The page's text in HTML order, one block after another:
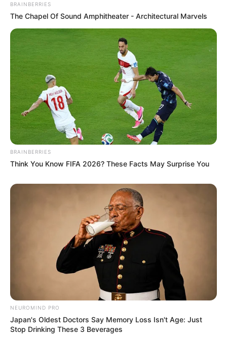
BRAINBERRIES
The Chapel Of Sound Amphitheater - Architectural Marvels
BRAINBERRIES
Think You Know FIFA 2026? These Facts May Surprise You
NEUROMIND PRO
Japan's Oldest Doctors Say Memory Loss Isn't Age: Just
Stop Drinking These 3 Beverages